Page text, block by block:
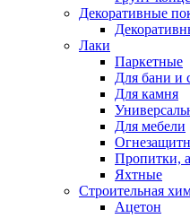
Декоративные
Лаки
Паркетные
Для бани и
Для камня
Для мебели
Пропитки,
Яхтные
Строительная
Ацетон